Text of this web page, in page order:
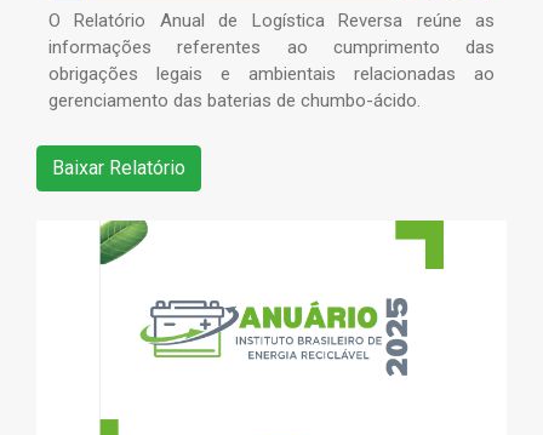
O Relatório Anual de Logística Reversa reúne as
informações referentes ao cumprimento das
obrigações legais e ambientais relacionadas ao
gerenciamento das baterias de chumbo-ácido.
Baixar Relatório